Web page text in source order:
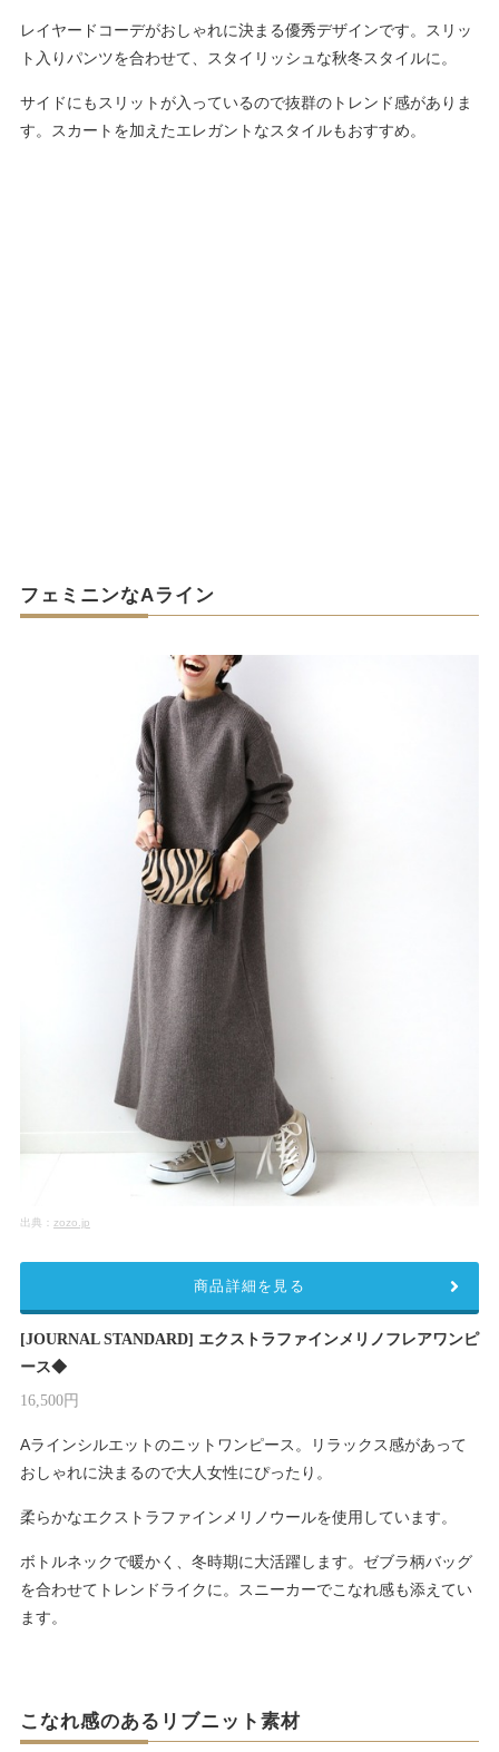
レイヤードコーデがおしゃれに決まる優秀デザインです。スリッ
ト入りパンツを合わせて、スタイリッシュな秋冬スタイルに。
サイドにもスリットが入っているので抜群のトレンド感がありま
す。スカートを加えたエレガントなスタイルもおすすめ。
フェミニンなAライン
出典： zozo.jp
[JOURNAL STANDARD] エクストラファインメリノフレアワンピ
ース◆
16,500円
Aラインシルエットのニットワンピース。リラックス感があって
おしゃれに決まるので大人女性にぴったり。
柔らかなエクストラファインメリノウールを使用しています。
ボトルネックで暖かく、冬時期に大活躍します。ゼブラ柄バッグ
を合わせてトレンドライクに。スニーカーでこなれ感も添えてい
ます。
商品詳細を見る
こなれ感のあるリブニット素材